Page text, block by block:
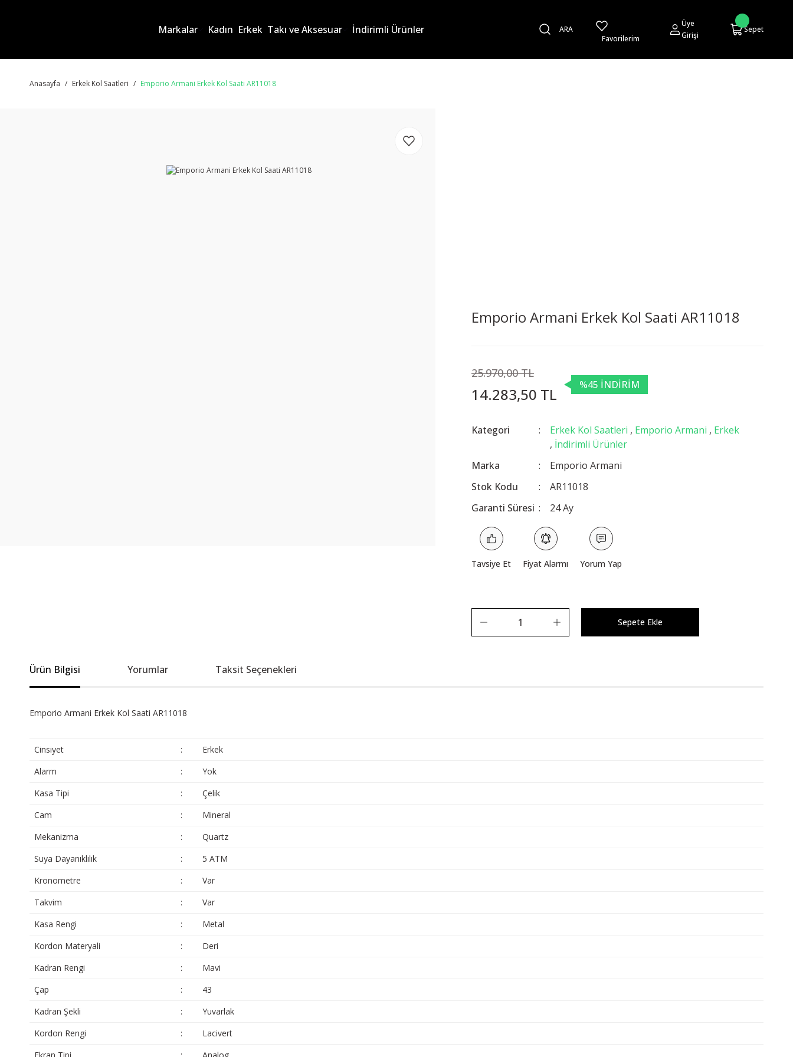
Markalar Kadın Erkek Takı ve Aksesuar İndirimli Ürünler
ARA
Favorilerim
Üye
Girişi
Sepet
Anasayfa Erkek Kol Saatleri Emporio Armani Erkek Kol Saati AR11018
Emporio Armani Erkek Kol Saati AR11018
25.970,00 TL
14.283,50 TL %45 İNDİRİM
Kategori Erkek Kol Saatleri , Emporio Armani , Erkek
, İndirimli Ürünler
Marka
Emporio Armani
Stok Kodu
AR11018
Garanti Süresi
24 Ay
Tavsiye Et Fiyat Alarmı Yorum Yap
Sepete Ekle
Ürün Bilgisi Yorumlar Taksit Seçenekleri
Emporio Armani Erkek Kol Saati AR11018
Cinsiyet :
Erkek
Alarm
:
Yok
Kasa Tipi
:
Çelik
Cam
:
Mineral
Mekanizma
:
Quartz
Suya Dayanıklılık
:
5 ATM
Kronometre
:
Var
Takvim
:
Var
Kasa Rengi
:
Metal
Kordon Materyali
:
Deri
Kadran Rengi
:
Mavi
Çap
:
43
Kadran Şekli
:
Yuvarlak
Kordon Rengi
:
Lacivert